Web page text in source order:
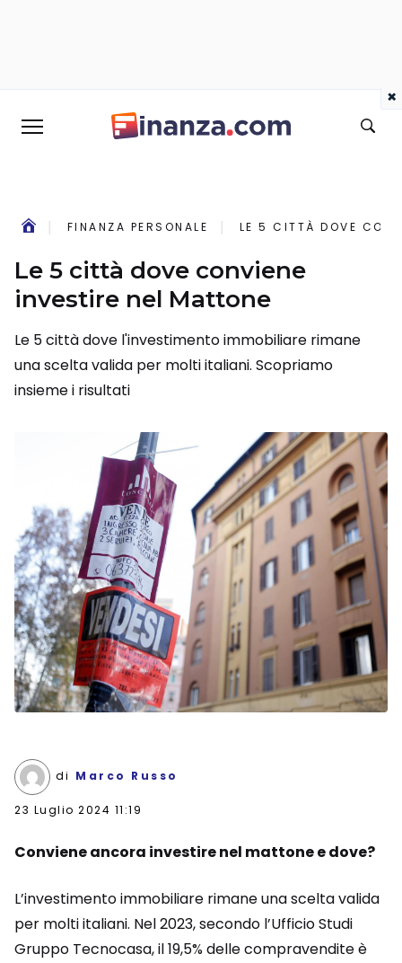
FINANZA PERSONALE LE 5 CITTÀ DOVE
Le 5 città dove conviene
investire nel Mattone
Le 5 città dove l'investimento immobiliare rimane
una scelta valida per molti italiani. Scopriamo
insieme i risultati
di Marco Russo
23 Luglio 2024 11:19
Conviene ancora investire nel mattone e dove?
L’investimento immobiliare rimane una scelta valida
per molti italiani. Nel 2023, secondo l’Ufficio Studi
Gruppo Tecnocasa, il 19,5% delle compravendite è
×